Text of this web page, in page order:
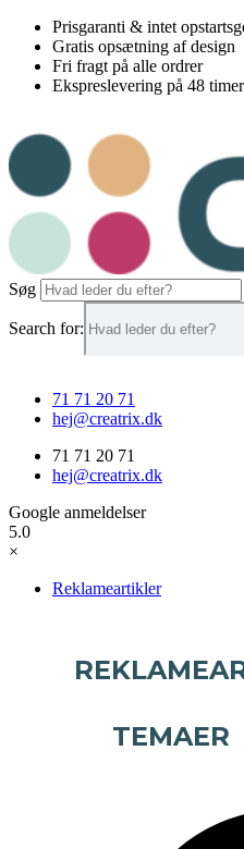
Videre
indhold
Prisgaranti & intet
Gratis opsætning af design
Fri fragt på alle ordrer
Ekspreslevering på 48 timer
Søg
Search for:
71 71 20 71
hej@creatrix.dk
71 71 20 71
hej@creatrix.dk
Google anmeldelser
5.0
×
Reklameartikler
TEMAER